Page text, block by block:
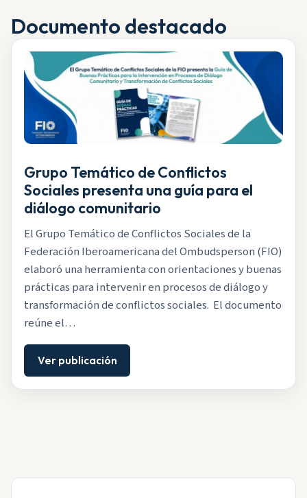
Documento destacado
Grupo Temático de Conflictos
Sociales presenta una guía para el
diálogo comunitario
El Grupo Temático de Conflictos Sociales de la
Federación Iberoamericana del Ombudsperson (FIO)
elaboró una herramienta con orientaciones y buenas
prácticas para intervenir en procesos de diálogo y
transformación de conflictos sociales. El documento
reúne el…
Ver publicación